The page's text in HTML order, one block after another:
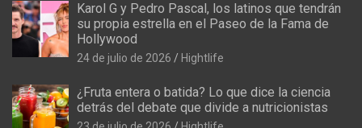
Karol G y Pedro Pascal, los latinos que tendrán
su propia estrella en el Paseo de la Fama de
Hollywood
24 de julio de 2026 Hightlife
¿Fruta entera o batida? Lo que dice la ciencia
detrás del debate que divide a nutricionistas